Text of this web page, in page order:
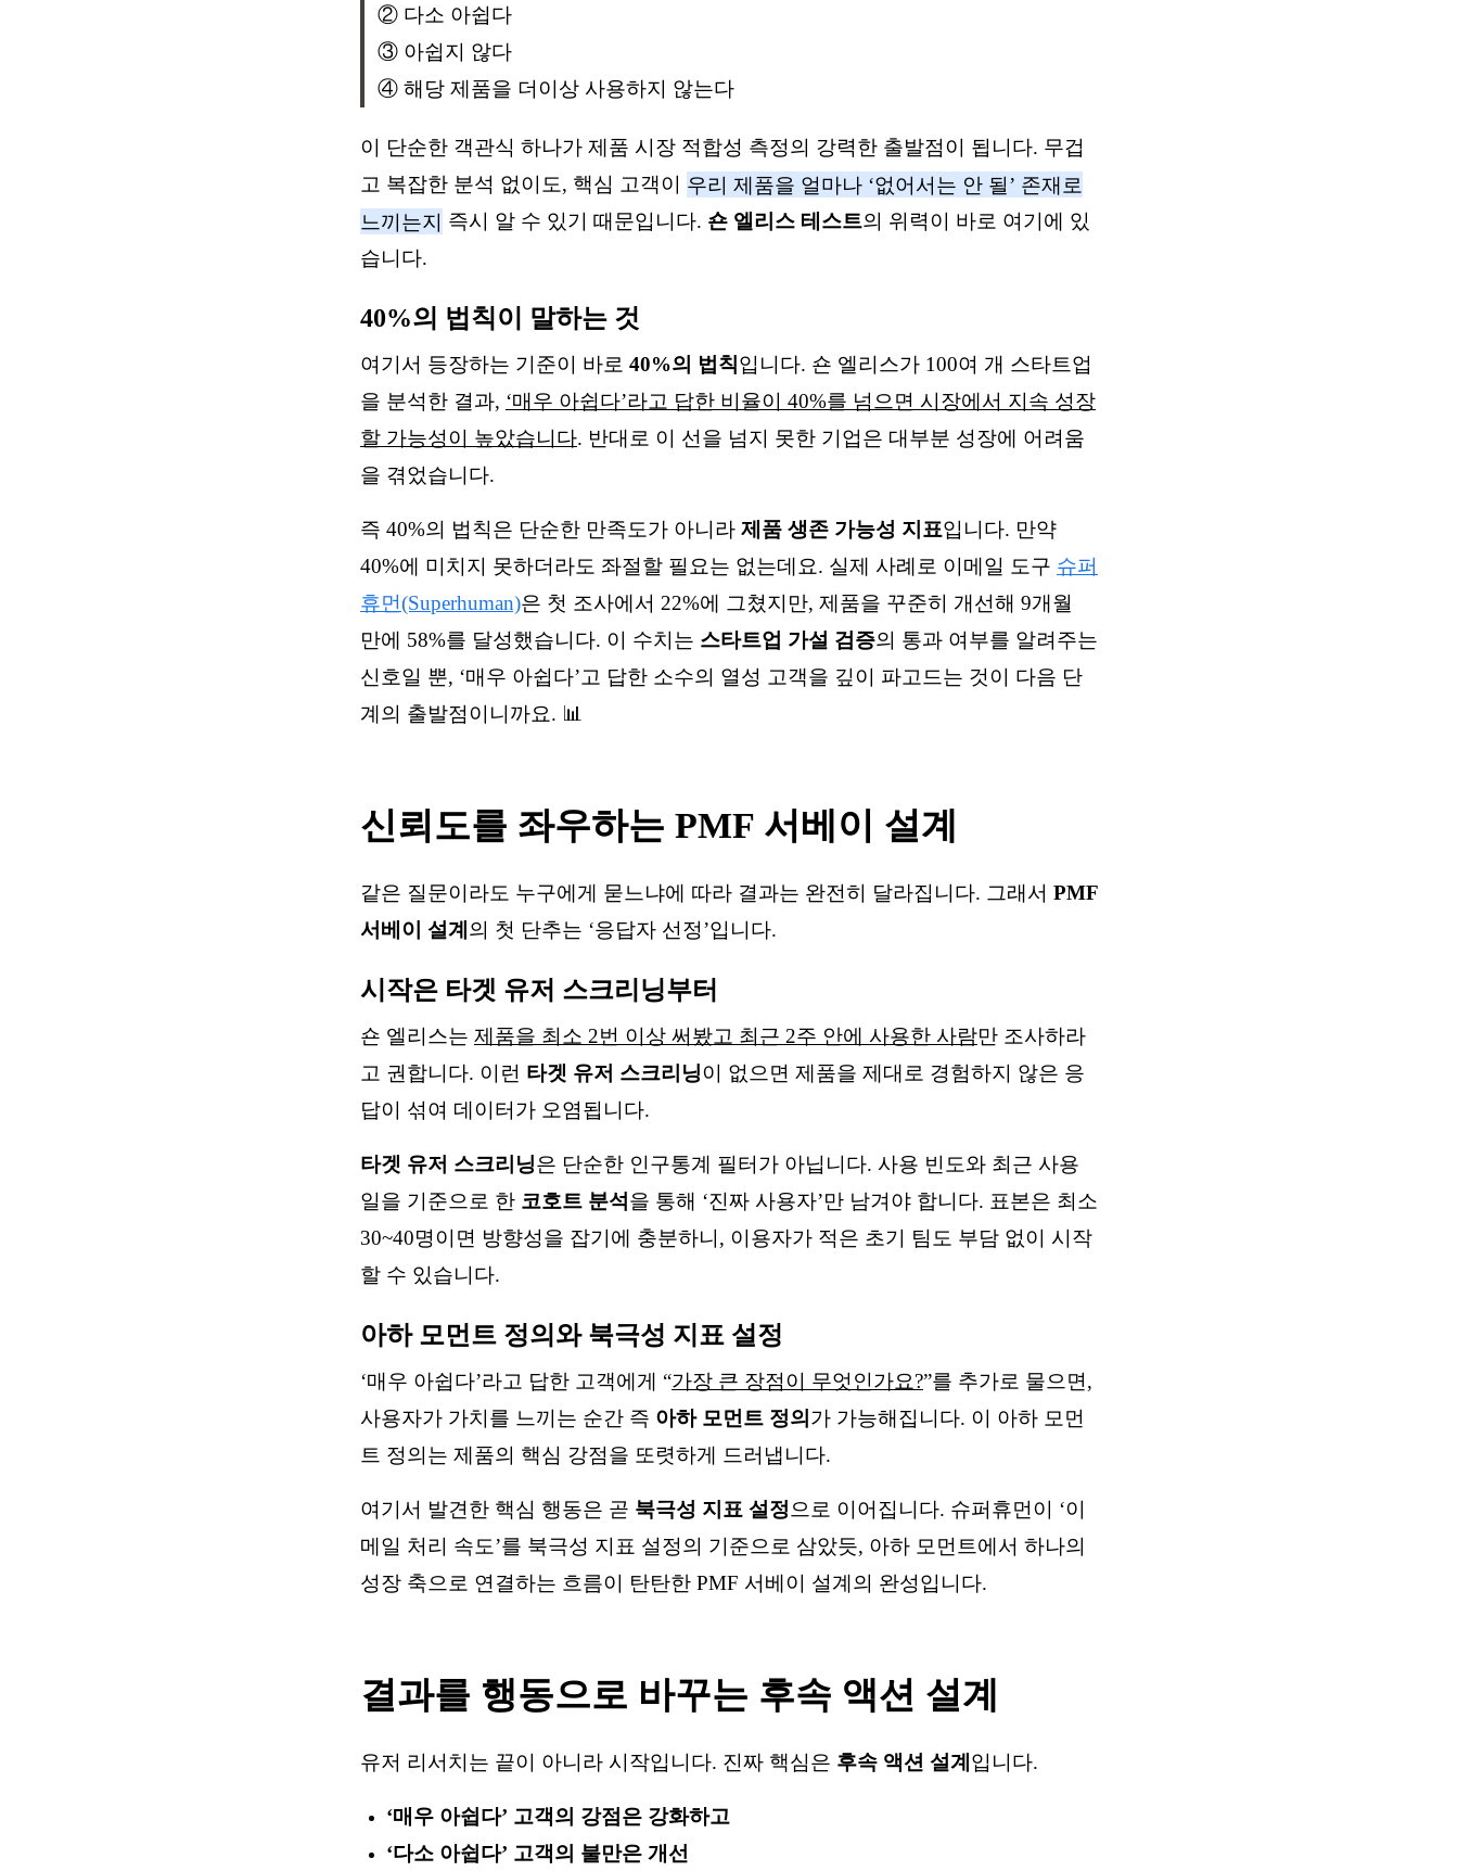
② 다소 아쉽다
③ 아쉽지 않다
④ 해당 제품을 더이상 사용하지 않는다
이 단순한 객관식 하나가 제품 시장 적합성 측정의 강력한 출발점이 됩니다. 무겁
고 복잡한 분석 없이도, 핵심 고객이 우리 제품을 얼마나 ‘없어서는 안 될’ 존재로
느끼는지 즉시 알 수 있기 때문입니다. 숀 엘리스 테스트의 위력이 바로 여기에 있
습니다.
40%의 법칙이 말하는 것
여기서 등장하는 기준이 바로 40%의 법칙 입니다. 숀 엘리스가 100여 개 스타트업
을 분석한 결과, ‘매우 아쉽다’라고 답한 비율이 40%를 넘으면 시장에서 지속 성장
할 가능성이 높았습니다. 반대로 이 선을 넘지 못한 기업은 대부분 성장에 어려움
을 겪었습니다.
즉 40%의 법칙은 단순한 만족도가 아니라 제품 생존 가능성 지표입니다. 만약
40%에 미치지 못하더라도 좌절할 필요는 없는데요. 실제 사례로 이메일 도구 슈퍼
휴먼(Superhuman)은 첫 조사에서 22%에 그쳤지만, 제품을 꾸준히 개선해 9개월
만에 58%를 달성했습니다. 이 수치는 스타트업 가설 검증의 통과 여부를 알려주는
신호일 뿐, ‘매우 아쉽다’고 답한 소수의 열성 고객을 깊이 파고드는 것이 다음 단
계의 출발점이니까요. 📊
신뢰도를 좌우하는 PMF 서베이 설계
같은 질문이라도 누구에게 묻느냐에 따라 결과는 완전히 달라집니다. 그래서 PMF
서베이 설계 의 첫 단추는 ‘응답자 선정’입니다.
시작은 타겟 유저 스크리닝부터
숀 엘리스는 제품을 최소 2번 이상 써봤고 최근 2주 안에 사용한 사람만 조사하라
고 권합니다. 이런 타겟 유저 스크리닝이 없으면 제품을 제대로 경험하지 않은 응
답이 섞여 데이터가 오염됩니다.
타겟 유저 스크리닝은 단순한 인구통계 필터가 아닙니다. 사용 빈도와 최근 사용
일을 기준으로 한 코호트 분석 을 통해 ‘진짜 사용자’만 남겨야 합니다. 표본은 최소
30~40명이면 방향성을 잡기에 충분하니, 이용자가 적은 초기 팀도 부담 없이 시작
할 수 있습니다.
아하 모먼트 정의와 북극성 지표 설정
‘매우 아쉽다’라고 답한 고객에게 “가장 큰 장점이 무엇인가요?”를 추가로 물으면,
사용자가 가치를 느끼는 순간 즉 아하 모먼트 정의 가 가능해집니다. 이 아하 모먼
트 정의는 제품의 핵심 강점을 또렷하게 드러냅니다.
여기서 발견한 핵심 행동은 곧 북극성 지표 설정 으로 이어집니다. 슈퍼휴먼이 ‘이
메일 처리 속도’를 북극성 지표 설정의 기준으로 삼았듯, 아하 모먼트에서 하나의
성장 축으로 연결하는 흐름이 탄탄한 PMF 서베이 설계의 완성입니다.
결과를 행동으로 바꾸는 후속 액션 설계
유저 리서치는 끝이 아니라 시작입니다. 진짜 핵심은 후속 액션 설계 입니다.
‘매우 아쉽다’ 고객의 강점은 강화하고
‘다소 아쉽다’ 고객의 불만은 개선